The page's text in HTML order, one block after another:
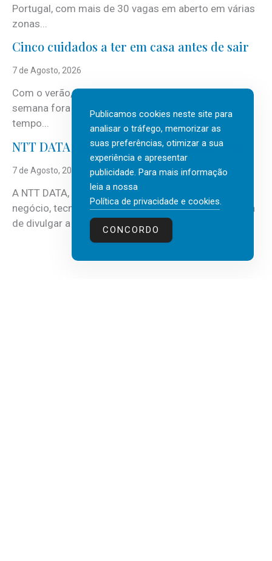
Portugal, com mais de 30 vagas em aberto em várias
zonas...
Cinco cuidados a ter em casa antes de sair
7 de Agosto, 2026
Com o verão, chegam também as férias, os fins-de-
semana fora e os dias em que a casa fica mais
tempo...
NTT DATA Insurtech Global Outlook 2026
7 de Agosto, 2026
A NTT DATA, consultora global em serviços de
negócio, tecnologia e inteligência artificial (IA), acaba
de divulgar a mais recente...
Publicamos cookies neste site para
analisar o tráfego, memorizar as
suas preferências, otimizar a sua
experiência e apresentar
publicidade. Para mais informação
leia a nossa
Política de privacidade e cookies.
CONCORDO